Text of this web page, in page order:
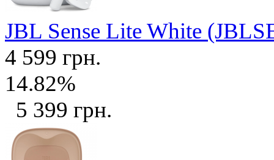
JBL Sense Lite White
4 599 грн.
14.82%
5 399 грн.